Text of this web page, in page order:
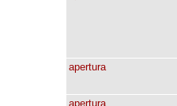
apertura
apertura